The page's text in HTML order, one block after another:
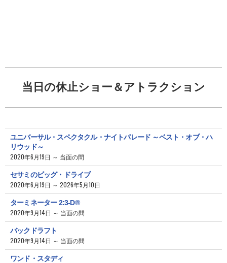
当日の休止ショー＆アトラクション
ユニバーサル・スペクタクル・ナイトパレード ～ベスト・オブ・ハ
リウッド～
2020年6月19日 ～ 当面の間
セサミのビッグ・ドライブ
2020年6月19日 ～ 2026年5月10日
ターミネーター 2:3-D®
2020年9月14日 ～ 当面の間
バックドラフト
2020年9月14日 ～ 当面の間
ワンド・スタディ